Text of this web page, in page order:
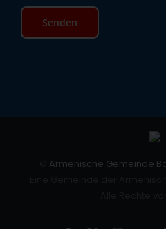
Armenische Gemeinde